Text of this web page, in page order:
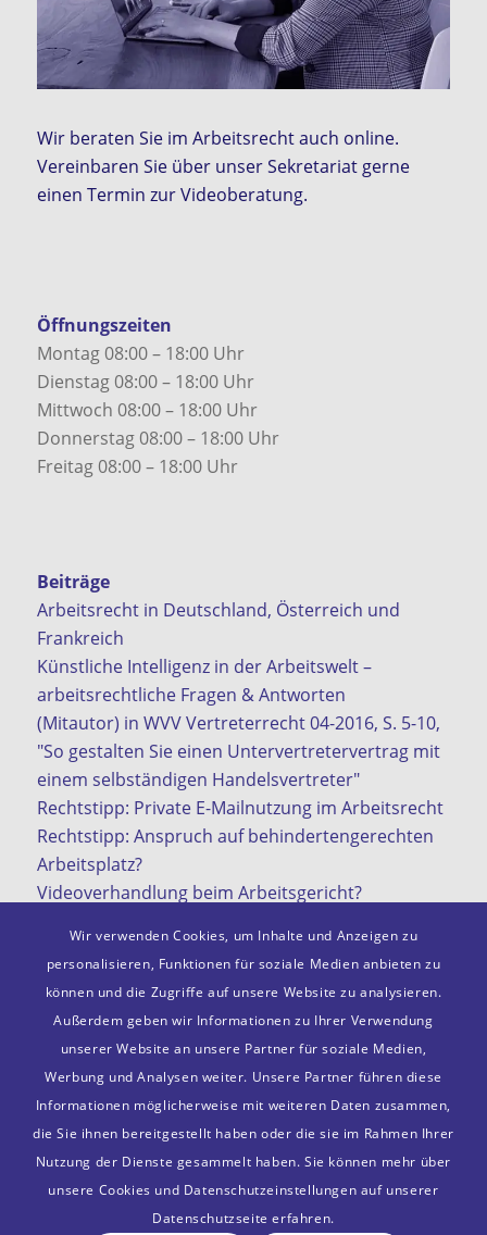
Wir beraten Sie im Arbeitsrecht auch online.
Vereinbaren Sie über unser Sekretariat gerne
einen Termin zur Videoberatung.
Öffnungszeiten
Montag 08:00 – 18:00 Uhr
Dienstag 08:00 – 18:00 Uhr
Mittwoch 08:00 – 18:00 Uhr
Donnerstag 08:00 – 18:00 Uhr
Freitag 08:00 – 18:00 Uhr
Beiträge
Arbeitsrecht in Deutschland, Österreich und
Frankreich
Künstliche Intelligenz in der Arbeitswelt –
arbeitsrechtliche Fragen & Antworten
(Mitautor) in WVV Vertreterrecht 04-2016, S. 5-10,
"So gestalten Sie einen Untervertretervertrag mit
einem selbständigen Handelsvertreter"
Rechtstipp: Private E-Mailnutzung im Arbeitsrecht
Rechtstipp: Anspruch auf behindertengerechten
Arbeitsplatz?
Videoverhandlung beim Arbeitsgericht?
Mitgliedschaften
Deutscher Anwaltsverein e. V.
Bonner Anwaltverein e. V.
Wir verwenden Cookies, um Inhalte und Anzeigen zu
personalisieren, Funktionen für soziale Medien anbieten zu
können und die Zugriffe auf unsere Website zu analysieren.
Außerdem geben wir Informationen zu Ihrer Verwendung
unserer Website an unsere Partner für soziale Medien,
Werbung und Analysen weiter. Unsere Partner führen diese
Informationen möglicherweise mit weiteren Daten zusammen,
die Sie ihnen bereitgestellt haben oder die sie im Rahmen Ihrer
Nutzung der Dienste gesammelt haben. Sie können mehr über
unsere Cookies und Datenschutzeinstellungen auf unserer
Datenschutzseite erfahren.